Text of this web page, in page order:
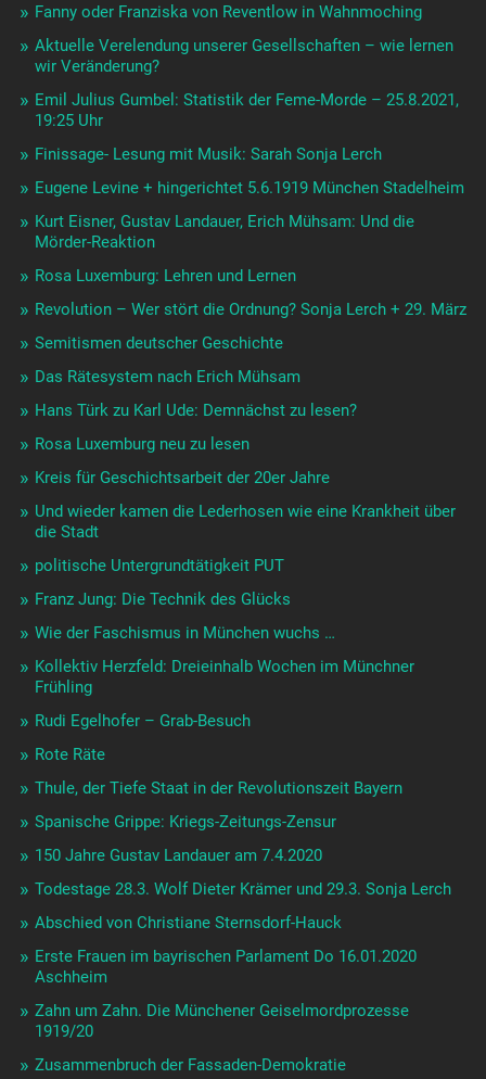
Fanny oder Franziska von Reventlow in Wahnmoching
Aktuelle Verelendung unserer Gesellschaften – wie lernen
wir Veränderung?
Emil Julius Gumbel: Statistik der Feme-Morde – 25.8.2021,
19:25 Uhr
Finissage- Lesung mit Musik: Sarah Sonja Lerch
Eugene Levine + hingerichtet 5.6.1919 München Stadelheim
Kurt Eisner, Gustav Landauer, Erich Mühsam: Und die
Mörder-Reaktion
Rosa Luxemburg: Lehren und Lernen
Revolution – Wer stört die Ordnung? Sonja Lerch + 29. März
Semitismen deutscher Geschichte
Das Rätesystem nach Erich Mühsam
Hans Türk zu Karl Ude: Demnächst zu lesen?
Rosa Luxemburg neu zu lesen
Kreis für Geschichtsarbeit der 20er Jahre
Und wieder kamen die Lederhosen wie eine Krankheit über
die Stadt
politische Untergrundtätigkeit PUT
Franz Jung: Die Technik des Glücks
Wie der Faschismus in München wuchs …
Kollektiv Herzfeld: Dreieinhalb Wochen im Münchner
Frühling
Rudi Egelhofer – Grab-Besuch
Rote Räte
Thule, der Tiefe Staat in der Revolutionszeit Bayern
Spanische Grippe: Kriegs-Zeitungs-Zensur
150 Jahre Gustav Landauer am 7.4.2020
Todestage 28.3. Wolf Dieter Krämer und 29.3. Sonja Lerch
Abschied von Christiane Sternsdorf-Hauck
Erste Frauen im bayrischen Parlament Do 16.01.2020
Aschheim
Zahn um Zahn. Die Münchener Geiselmordprozesse
1919/20
Zusammenbruch der Fassaden-Demokratie